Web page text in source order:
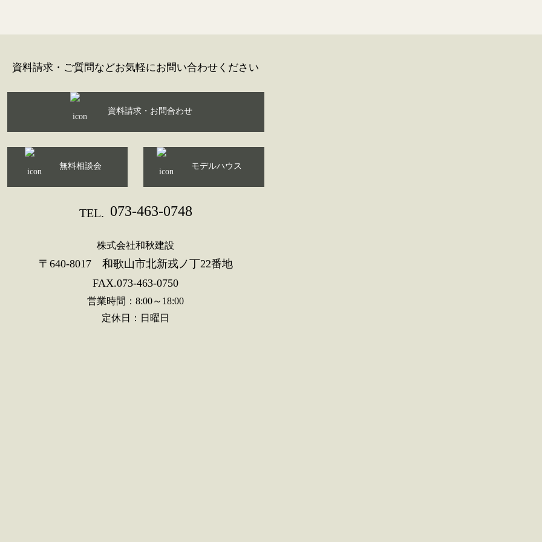
資料請求・ご質問などお気軽にお問い合わせください
資料請求・お問合わせ
無料相談会 モデルハウス
TEL. 073-463-0748
株式会社和秋建設
〒640-8017 和歌山市北新戎ノ丁22番地
FAX.073-463-0750
営業時間：8:00～18:00
定休日：日曜日